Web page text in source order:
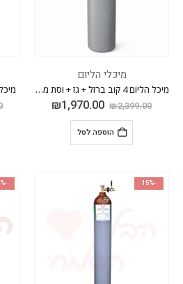
מיכלי הליום
מיכל הליום 4 קוב ברזל + גז + וסת מהיר לניפוח בלונים
₪2,399.00
₪1,970.00
הוספה לסל
מיכל
-15%
-5%